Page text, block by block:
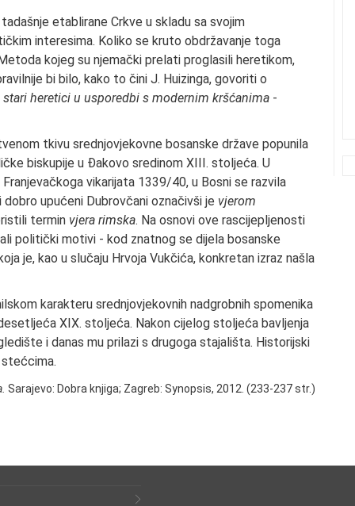
etablirane Crkve u skladu sa svojim
interesima. Koliko se kruto obdržavanje toga
kojeg su njemački prelati proglasili heretikom,
bi bilo, kako to čini J. Huizinga, govoriti o
heretici u usporedbi s modernim kršćanima -
tkivu srednjovjekovne bosanske države popunila
biskupije u Đakovo sredinom XIII. stoljeća. U
vikarijata 1339/40, u Bosni se razvila
upućeni Dubrovčani označivši je vjerom
termin vjera rimska. Na osnovi ove rascijepljenosti
politički motivi - kod znatnog se dijela bosanske
je, kao u slučaju Hrvoja Vukčića, konkretan izraz našla
karakteru srednjovjekovnih nadgrobnih spomenika
XIX. stoljeća. Nakon cijelog stoljeća bavljenja
i danas mu prilazi s drugoga stajališta. Historijski
Sarajevo: Dobra knjiga; Zagreb: Synopsis, 2012. (233-237 str.)